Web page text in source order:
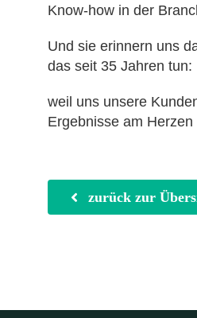
Know-how in der
Und sie erinnern uns
das seit 35 Jahren tun:
weil uns unsere
Ergebnisse am Herzen
zurück zur